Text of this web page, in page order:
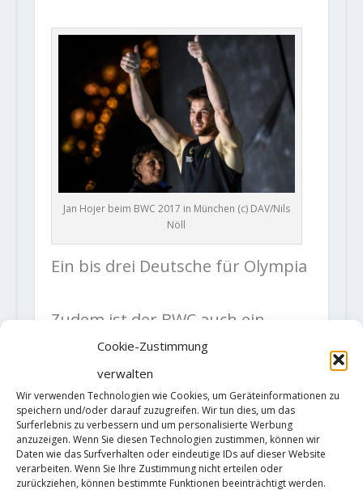
Cookie-Zustimmung
verwalten
Wir verwenden Technologien wie Cookies, um Geräteinformationen zu
speichern und/oder darauf zuzugreifen. Wir tun dies, um das
Surferlebnis zu verbessern und um personalisierte Werbung
anzuzeigen. Wenn Sie diesen Technologien zustimmen, können wir
Daten wie das Surfverhalten oder eindeutige IDs auf dieser Website
verarbeiten. Wenn Sie Ihre Zustimmung nicht erteilen oder
zurückziehen, können bestimmte Funktionen beeinträchtigt werden.
Jan Hojer beim BWC 2017 in München (c) DAV/Nils
Nöll
Ein bis drei Deutsche für Olympia
Zudem ist der BWC auch ein
Prüfstein auf dem Weg zu den
Olympischen Spielen in Tokio
2020: Immerhin wird dort
Bouldern auch als ein Teil des
Kletter-Dreikampfs „Olympic
Combined“ ausgetragen – und ein